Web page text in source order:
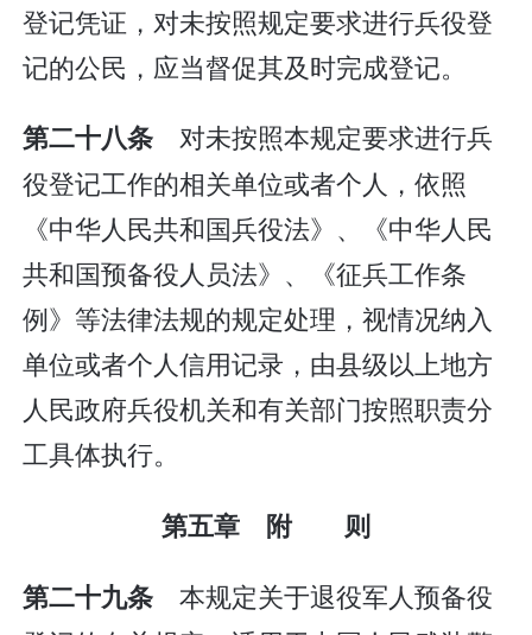
登记凭证，对未按照规定要求进行兵役登
记的公民，应当督促其及时完成登记。
第二十八条对未按照本规定要求进行兵
役登记工作的相关单位或者个人，依照
《中华人民共和国兵役法》、《中华人民
共和国预备役人员法》、《征兵工作条
例》等法律法规的规定处理，视情况纳入
单位或者个人信用记录，由县级以上地方
人民政府兵役机关和有关部门按照职责分
工具体执行。
第五章 附 则
第二十九条 本规定关于退役军人预备役